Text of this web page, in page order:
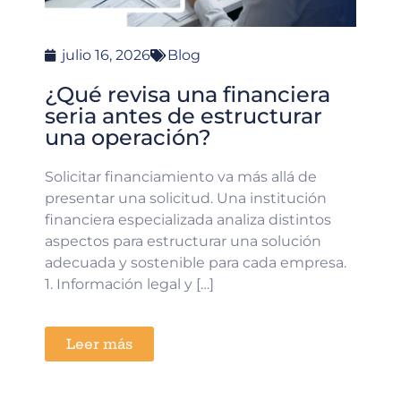
julio 16, 2026 Blog
¿Qué revisa una financiera
seria antes de estructurar
una operación?
Solicitar financiamiento va más allá de
presentar una solicitud. Una institución
financiera especializada analiza distintos
aspectos para estructurar una solución
adecuada y sostenible para cada empresa.
1. Información legal y […]
Leer más